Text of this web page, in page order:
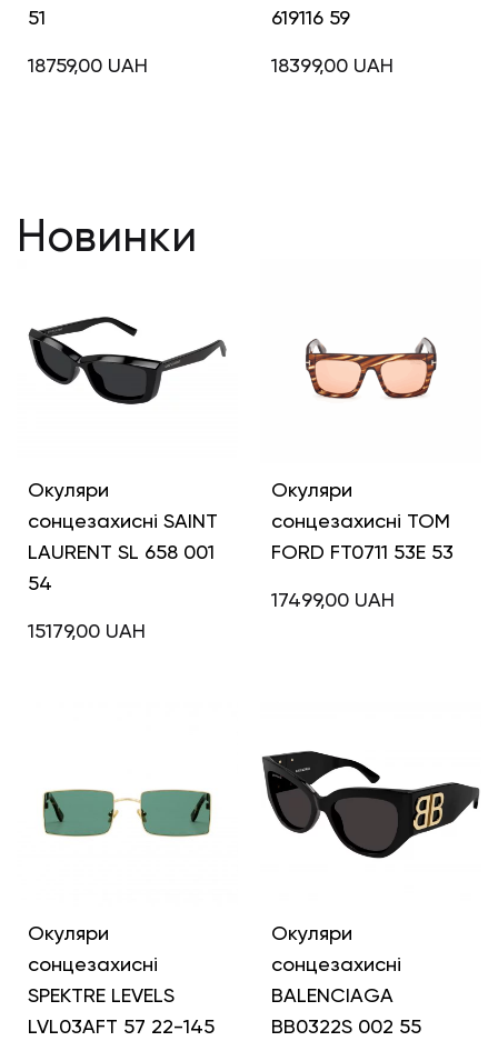
51
18759,00 UAH
619116 59
18399,00 UAH
Новинки
Окуляри
сонцезахисні SAINT
LAURENT SL 658 001
54
15179,00 UAH
Окуляри
сонцезахисні TOM
FORD FT0711 53E 53
17499,00 UAH
Окуляри
сонцезахисні
SPEKTRE LEVELS
LVL03AFT 57 22-145
Окуляри
сонцезахисні
BALENCIAGA
BB0322S 002 55